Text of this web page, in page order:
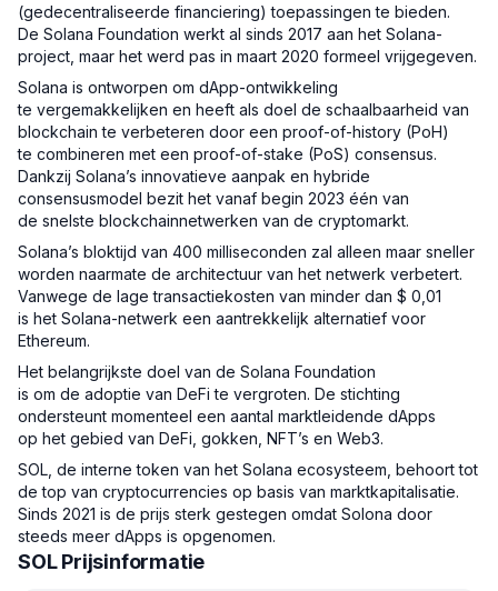
(gedecentraliseerde financiering) toepassingen te bieden.
De Solana Foundation werkt al sinds 2017 aan het Solana-
project, maar het werd pas in maart 2020 formeel vrijgegeven.
Solana is ontworpen om dApp-ontwikkeling
te vergemakkelijken en heeft als doel de schaalbaarheid van
blockchain te verbeteren door een proof-of-history (PoH)
te combineren met een proof-of-stake (PoS) consensus.
Dankzij Solana’s innovatieve aanpak en hybride
consensusmodel bezit het vanaf begin 2023 één van
de snelste blockchainnetwerken van de cryptomarkt.
Solana’s bloktijd van 400 milliseconden zal alleen maar sneller
worden naarmate de architectuur van het netwerk verbetert.
Vanwege de lage transactiekosten van minder dan $ 0,01
is het Solana-netwerk een aantrekkelijk alternatief voor
Ethereum.
Het belangrijkste doel van de Solana Foundation
is om de adoptie van DeFi te vergroten. De stichting
ondersteunt momenteel een aantal marktleidende dApps
op het gebied van DeFi, gokken, NFT’s en Web3.
SOL, de interne token van het Solana ecosysteem, behoort tot
de top van cryptocurrencies op basis van marktkapitalisatie.
Sinds 2021 is de prijs sterk gestegen omdat Solona door
steeds meer dApps is opgenomen.
SOL Prijsinformatie